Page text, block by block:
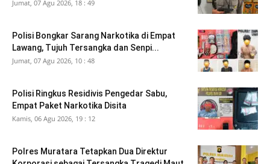
Jumat, 07 Agu 2026, 18 : 49
Polisi Bongkar Sarang Narkotika di Empat
Lawang, Tujuh Tersangka dan Senpi...
Jumat, 07 Agu 2026, 10 : 48
Polisi Ringkus Residivis Pengedar Sabu,
Empat Paket Narkotika Disita
Kamis, 06 Agu 2026, 19 : 12
Polres Muratara Tetapkan Dua Direktur